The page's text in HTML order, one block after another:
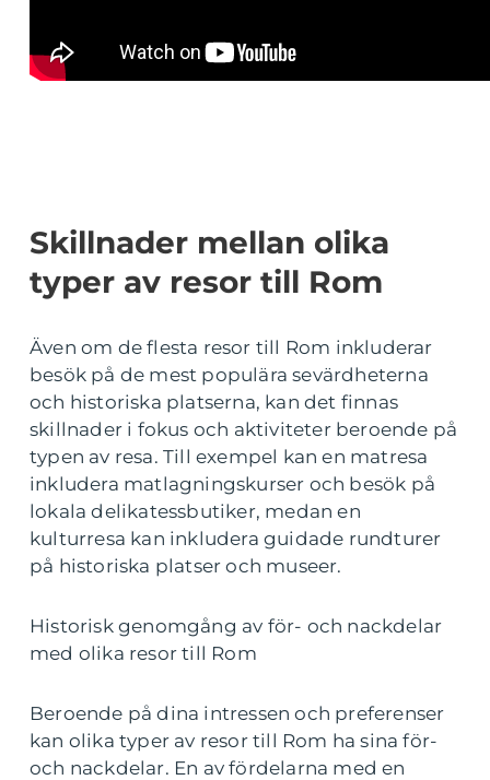
Skillnader mellan olika
typer av resor till Rom
Även om de flesta resor till Rom inkluderar
besök på de mest populära sevärdheterna
och historiska platserna, kan det finnas
skillnader i fokus och aktiviteter beroende på
typen av resa. Till exempel kan en matresa
inkludera matlagningskurser och besök på
lokala delikatessbutiker, medan en
kulturresa kan inkludera guidade rundturer
på historiska platser och museer.
Historisk genomgång av för- och nackdelar
med olika resor till Rom
Beroende på dina intressen och preferenser
kan olika typer av resor till Rom ha sina för-
och nackdelar. En av fördelarna med en